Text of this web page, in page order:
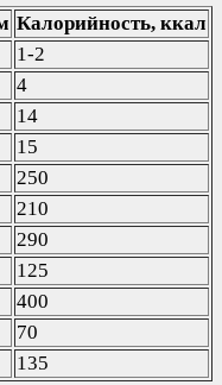
Калорийность, ккал
1-2
4
14
15
250
210
290
125
400
70
135